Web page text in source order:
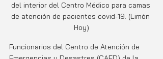
del interior del Centro Médico para camas
de atención de pacientes covid-19. (Limón
Hoy)
Funcionarios del Centro de Atención de